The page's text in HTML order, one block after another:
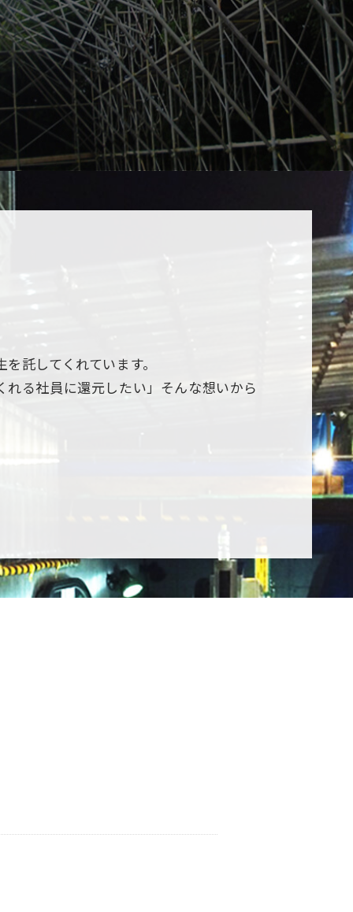
託してくれています。
る社員に還元したい」そんな想いから